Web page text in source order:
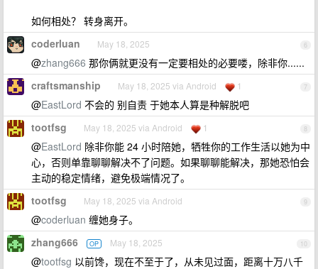
如何相处？ 转身离开。
6
coderluan May 18, 2025
@zhang666 那你俩就更没有一定要相处的必要喽，除非你......
7
craftsmanship May 18, 2025 via Android 1
@EastLord 不会的 别自责 于她本人算是种解脱吧
8
tootfsg May 18, 2025 via Android 1
@EastLord 除非你能 24 小时陪她，牺牲你的工作生活以她为中
心，否则单靠聊聊解决不了问题。如果聊聊能解决，那她恐怕会
主动的稳定情绪，避免极端情况了。
9
tootfsg May 18, 2025 via Android
@coderluan 缠她身子。
10
zhang666 OP May 18, 2025
@tootfsg 以前馋，现在不至于了，从未见过面，距离十万八千